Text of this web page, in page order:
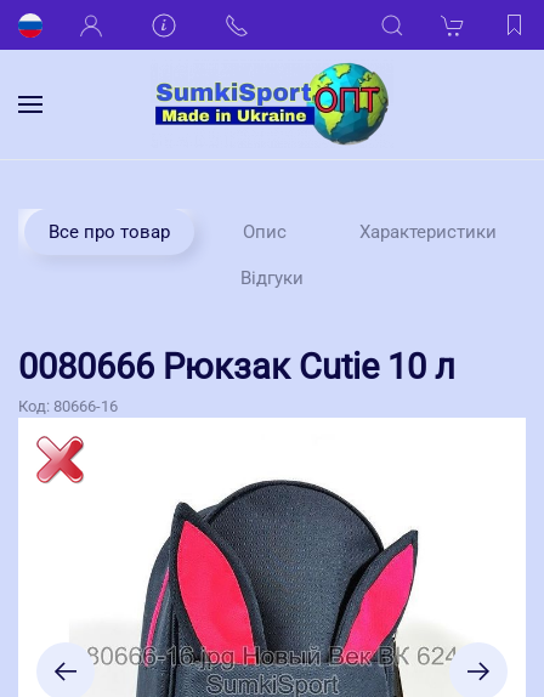
Все про товар Опис Характеристики
Відгуки
0080666 Рюкзак Cutie 10 л
Код: 80666-16